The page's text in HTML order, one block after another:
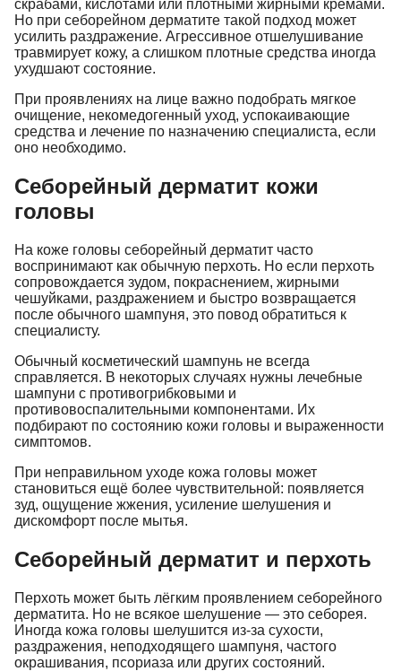
скрабами, кислотами или плотными жирными кремами.
Но при себорейном дерматите такой подход может
усилить раздражение. Агрессивное отшелушивание
травмирует кожу, а слишком плотные средства иногда
ухудшают состояние.
При проявлениях на лице важно подобрать мягкое
очищение, некомедогенный уход, успокаивающие
средства и лечение по назначению специалиста, если
оно необходимо.
Себорейный дерматит кожи
головы
На коже головы себорейный дерматит часто
воспринимают как обычную перхоть. Но если перхоть
сопровождается зудом, покраснением, жирными
чешуйками, раздражением и быстро возвращается
после обычного шампуня, это повод обратиться к
специалисту.
Обычный косметический шампунь не всегда
справляется. В некоторых случаях нужны лечебные
шампуни с противогрибковыми и
противовоспалительными компонентами. Их
подбирают по состоянию кожи головы и выраженности
симптомов.
При неправильном уходе кожа головы может
становиться ещё более чувствительной: появляется
зуд, ощущение жжения, усиление шелушения и
дискомфорт после мытья.
Себорейный дерматит и перхоть
Перхоть может быть лёгким проявлением себорейного
дерматита. Но не всякое шелушение — это себорея.
Иногда кожа головы шелушится из-за сухости,
раздражения, неподходящего шампуня, частого
окрашивания, псориаза или других состояний.